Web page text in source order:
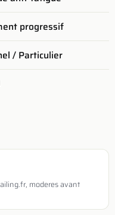
progressif
/ Particulier
moderes avant